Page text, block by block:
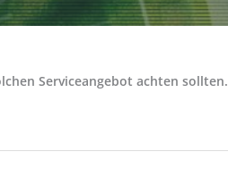
Serviceangebot achten sollten.